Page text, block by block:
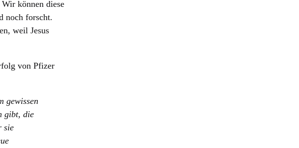
können diese
noch forscht.
weil Jesus
von Pfizer
gewissen
gibt, die
sie